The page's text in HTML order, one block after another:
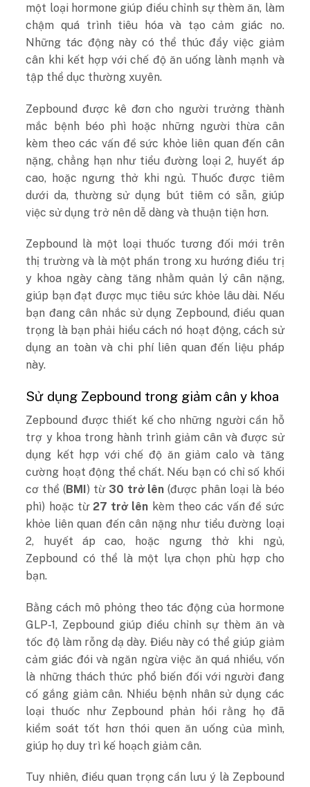
một loại hormone giúp điều chỉnh sự thèm ăn, làm
chậm quá trình tiêu hóa và tạo cảm giác no.
Những tác động này có thể thúc đẩy việc giảm
cân khi kết hợp với chế độ ăn uống lành mạnh và
tập thể dục thường xuyên.
Zepbound được kê đơn cho người trưởng thành
mắc bệnh béo phì hoặc những người thừa cân
kèm theo các vấn đề sức khỏe liên quan đến cân
nặng, chẳng hạn như tiểu đường loại 2, huyết áp
cao, hoặc ngưng thở khi ngủ. Thuốc được tiêm
dưới da, thường sử dụng bút tiêm có sẵn, giúp
việc sử dụng trở nên dễ dàng và thuận tiện hơn.
Zepbound là một loại thuốc tương đối mới trên
thị trường và là một phần trong xu hướng điều trị
y khoa ngày càng tăng nhằm quản lý cân nặng,
giúp bạn đạt được mục tiêu sức khỏe lâu dài. Nếu
bạn đang cân nhắc sử dụng Zepbound, điều quan
trọng là bạn phải hiểu cách nó hoạt động, cách sử
dụng an toàn và chi phí liên quan đến liệu pháp
này.
Sử dụng Zepbound trong giảm cân y khoa
Zepbound được thiết kế cho những người cần hỗ
trợ y khoa trong hành trình giảm cân và được sử
dụng kết hợp với chế độ ăn giảm calo và tăng
cường hoạt động thể chất. Nếu bạn có chỉ số khối
cơ thể (BMI) từ 30 trở lên (được phân loại là béo
phì) hoặc từ 27 trở lên kèm theo các vấn đề sức
khỏe liên quan đến cân nặng như tiểu đường loại
2, huyết áp cao, hoặc ngưng thở khi ngủ,
Zepbound có thể là một lựa chọn phù hợp cho
bạn.
Bằng cách mô phỏng theo tác động của hormone
GLP-1, Zepbound giúp điều chỉnh sự thèm ăn và
tốc độ làm rỗng dạ dày. Điều này có thể giúp giảm
cảm giác đói và ngăn ngừa việc ăn quá nhiều, vốn
là những thách thức phổ biến đối với người đang
cố gắng giảm cân. Nhiều bệnh nhân sử dụng các
loại thuốc như Zepbound phản hồi rằng họ đã
kiểm soát tốt hơn thói quen ăn uống của mình,
giúp họ duy trì kế hoạch giảm cân.
Tuy nhiên, điều quan trọng cần lưu ý là Zepbound